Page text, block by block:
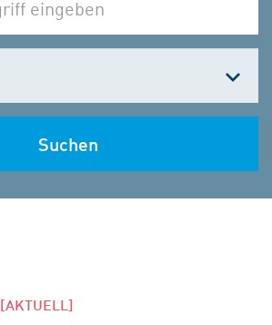
Suchen
[AKTUELL]